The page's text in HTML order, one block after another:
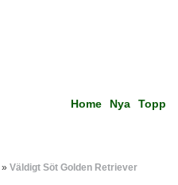
Home Nya Topp
» Väldigt Söt Golden Retriever